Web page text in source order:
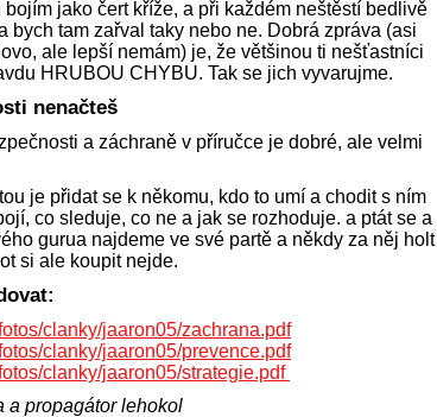
bojím jako čert kříže, a při každém neštěstí bedlivě
bych tam zařval taky nebo ne. Dobrá zpráva (asi
ale lepší nemám) je, že většinou ti nešťastníci
HRUBOU CHYBU. Tak se jich vyvarujme.
nenačteš
a záchraně v příručce je dobré, ale velmi
je přidat se k někomu, kdo to umí a chodit s ním
co sleduje, co ne a jak se rozhoduje. a ptát se a
gurua najdeme ve své partě a někdy za něj holt
si ale koupit nejde.
clanky/jaaron05/zachrana.pdf
clanky/jaaron05/prevence.pdf
clanky/jaaron05/strategie.pdf
a propagátor lehokol